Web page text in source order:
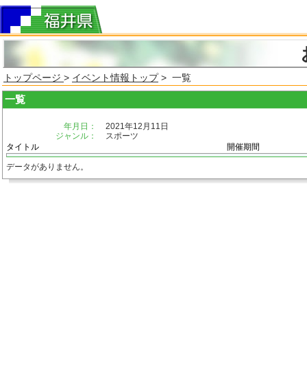
トップページ > イベント情報トップ> 一覧
一覧
年月日：
2021年12月11日
ジャンル：
スポーツ
タイトル
開催期間
データがありません。